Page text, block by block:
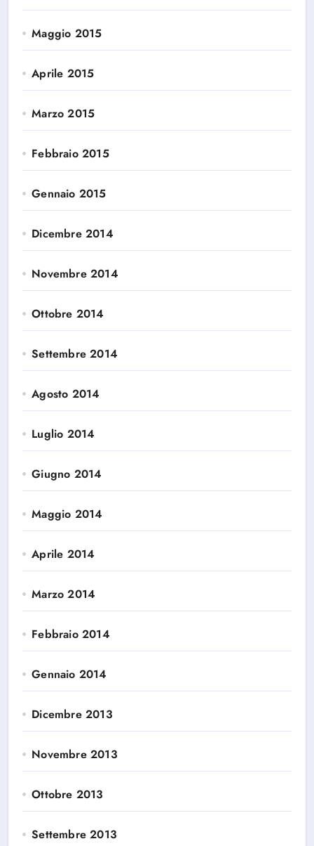
Maggio 2015
Aprile 2015
Marzo 2015
Febbraio 2015
Gennaio 2015
Dicembre 2014
Novembre 2014
Ottobre 2014
Settembre 2014
Agosto 2014
Luglio 2014
Giugno 2014
Maggio 2014
Aprile 2014
Marzo 2014
Febbraio 2014
Gennaio 2014
Dicembre 2013
Novembre 2013
Ottobre 2013
Settembre 2013